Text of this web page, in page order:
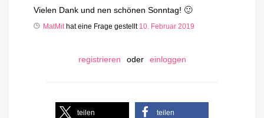
Vielen Dank und nen schönen Sonntag! 🙂
MatMithat eine Frage gestellt 10. Februar 2019
registrieren oder einloggen
teilen teilen